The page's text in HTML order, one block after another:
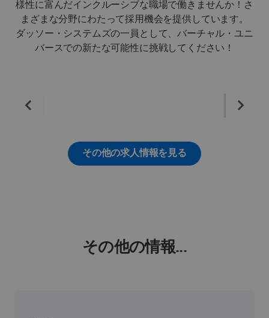
様性に富んだインクルーシブな職場で働きませんか！さ
まざまな分野にわたって採用機会を提供しています。
ダッソー・システムズの一員として、バーチャル・ユニ
バースでの新たな可能性に挑戦してください！
その他の求人情報を見る
その他の情報...